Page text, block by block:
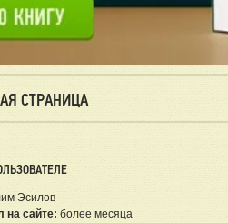
СТРАНИЦА
Эсилов
на сайте: более месяца